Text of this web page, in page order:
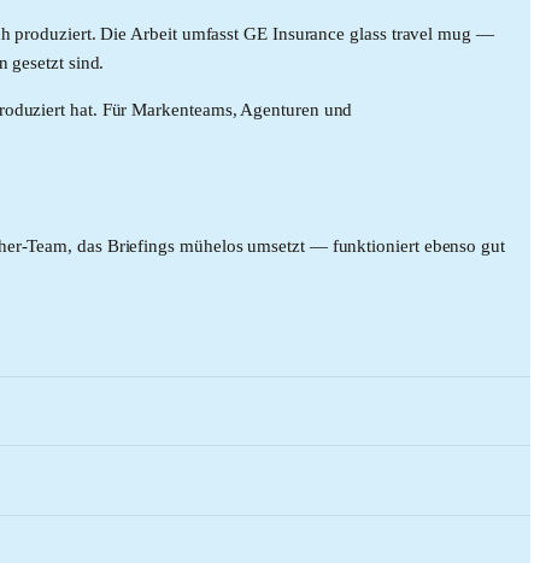
produziert. Die Arbeit umfasst GE Insurance glass travel mug —
gesetzt sind.
hat. Für Markenteams, Agenturen und
Team, das Briefings mühelos umsetzt — funktioniert ebenso gut